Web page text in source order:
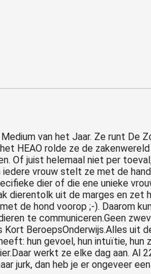
van het Jaar. Ze runt De
HEAO rolde ze de
Of juist helemaal niet per
iedere vrouw stelt ze met de
dier of die ene unieke
dierentolk uit de marges en
de hond voorop ;-). Daarom
te communiceren.Geen
BeroepsOnderwijs.Alles uit
hun gevoel, hun intuïtie,
werkt ze elke dag aan. Al
jurk, dan heb je er ongeveer